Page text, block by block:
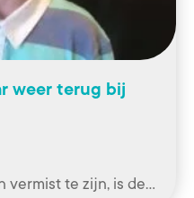
weer terug bij
vermist te zijn, is de…